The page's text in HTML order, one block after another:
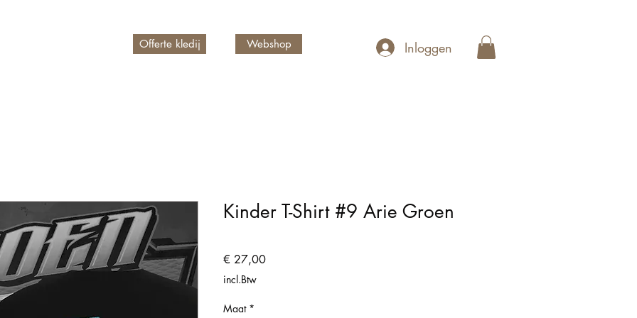
Offerte kledij Inloggen
Webshop
Kinder T-Shirt #9 Arie Groen
€ 27,00Prijs
incl.Btw
Maat *